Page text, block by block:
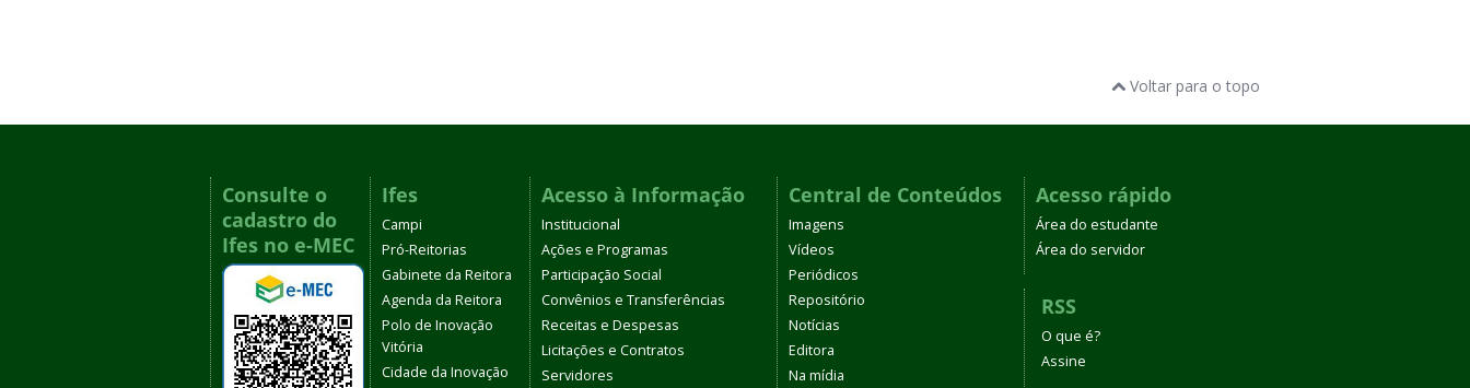
Voltar para o topo
Consulte o
cadastro do
Ifes no e-MEC
Ifes
Campi
Pró-Reitorias
Gabinete da Reitora
Agenda da Reitora
Polo de Inovação
Vitória
Cidade da Inovação
Acesso à Informação
Institucional
Ações e Programas
Participação Social
Convênios e Transferências
Receitas e Despesas
Licitações e Contratos
Servidores
Central de Conteúdos
Imagens
Vídeos
Periódicos
Repositório
Notícias
Editora
Na mídia
Acesso rápido
Área do estudante
Área do servidor
RSS
O que é?
Assine